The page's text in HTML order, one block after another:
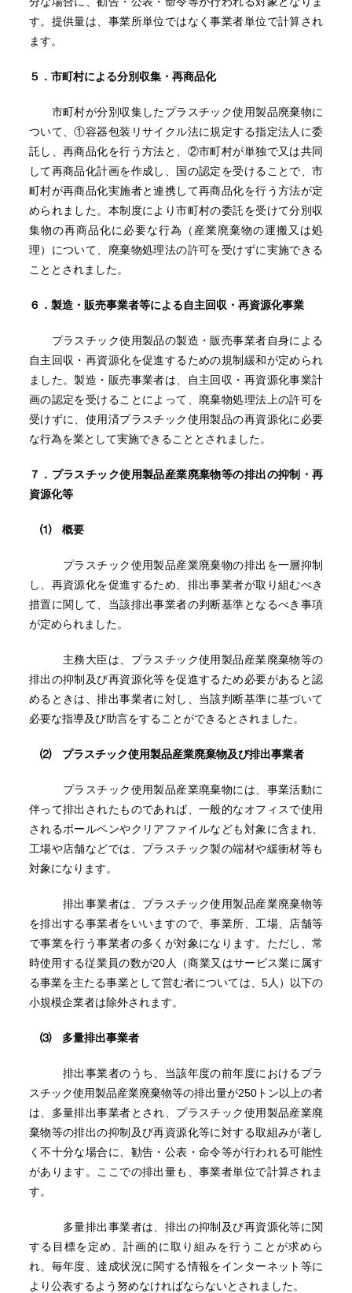
す。提供量は、事業所単位ではなく事業者単位で計算され
ます。
５．市町村による分別収集・再商品化
市町村が分別収集したプラスチック使用製品廃棄物に
ついて、①容器包装リサイクル法に規定する指定法人に委
託し、再商品化を行う方法と、②市町村が単独で又は共同
して再商品化計画を作成し、国の認定を受けることで、市
町村が再商品化実施者と連携して再商品化を行う方法が定
められました。本制度により市町村の委託を受けて分別収
集物の再商品化に必要な行為（産業廃棄物の運搬又は処
理）について、廃棄物処理法の許可を受けずに実施できる
こととされました。
６．製造・販売事業者等による自主回収・再資源化事業
プラスチック使用製品の製造・販売事業者自身による
自主回収・再資源化を促進するための規制緩和が定められ
ました。製造・販売事業者は、自主回収・再資源化事業計
画の認定を受けることによって、廃棄物処理法上の許可を
受けずに、使用済プラスチック使用製品の再資源化に必要
な行為を業として実施できることとされました。
７．プラスチック使用製品産業廃棄物等の排出の抑制・再
資源化等
⑴ 概要
プラスチック使用製品産業廃棄物の排出を一層抑制
し、再資源化を促進するため、排出事業者が取り組むべき
措置に関して、当該排出事業者の判断基準となるべき事項
が定められました。
主務大臣は、プラスチック使用製品産業廃棄物等の
排出の抑制及び再資源化等を促進するため必要があると認
めるときは、排出事業者に対し、当該判断基準に基づいて
必要な指導及び助言をすることができるとされました。
⑵ プラスチック使用製品産業廃棄物及び排出事業者
プラスチック使用製品産業廃棄物には、事業活動に
伴って排出されたものであれば、一般的なオフィスで使用
されるボールペンやクリアファイルなども対象に含まれ、
工場や店舗などでは、プラスチック製の端材や緩衝材等も
対象になります。
排出事業者は、プラスチック使用製品産業廃棄物等
を排出する事業者をいいますので、事業所、工場、店舗等
で事業を行う事業者の多くが対象になります。ただし、常
時使用する従業員の数が20人（商業又はサービス業に属す
る事業を主たる事業として営む者については、5人）以下の
小規模企業者は除外されます。
⑶ 多量排出事業者
排出事業者のうち、当該年度の前年度におけるプラ
スチック使用製品産業廃棄物等の排出量が250トン以上の者
は、多量排出事業者とされ、プラスチック使用製品産業廃
棄物等の排出の抑制及び再資源化等に対する取組みが著し
く不十分な場合に、勧告・公表・命令等が行われる可能性
があります。ここでの排出量も、事業者単位で計算されま
す。
多量排出事業者は、排出の抑制及び再資源化等に関
する目標を定め、計画的に取り組みを行うことが求めら
れ、毎年度、達成状況に関する情報をインターネット等に
より公表するよう努めなければならないとされました。